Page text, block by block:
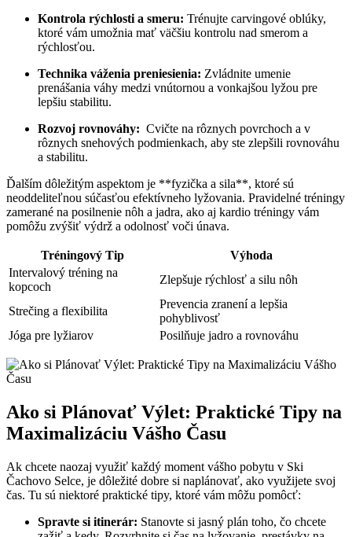
Kontrola rýchlosti a smeru: Trénujte carvingové oblúky,⁣
ktoré vám umožnia mať väčšiu kontrolu nad smerom ​a
‌rýchlosťou.
Technika váženia preniesienia: Zvládnite umenie
prenášania váhy medzi vnútornou a vonkajšou lyžou pre‌
lepšiu stabilitu.
Rozvoj rovnováhy: ⁢ Cvičte na rôznych povrchoch ‌a v
rôznych snehových‌ podmienkach, aby ste zlepšili rovnováhu
a ⁤stabilitu.
Ďalším dôležitým‍ aspektom je **fyzička a sila**, ktoré sú
neoddeliteľnou súčasťou​ efektívneho lyžovania. ⁤Pravidelné tréningy
zamerané na posilnenie nôh a jadra, ako aj kardio tréningy vám‍
pomôžu zvýšiť výdrž a odolnosť voči únava.
Tréningový Tip
Výhoda
Intervalový ‌tréning​ na
kopcoch
Zlepšuje rýchlosť a silu nôh
Strečing a flexibilita
Prevencia ​zranení a lepšia
pohyblivosť
Jóga pre lyžiarov
Posilňuje ⁢jadro a rovnováhu
Ako si ‍Plánovať ‍Výlet: ⁣Praktické ​Tipy na
Maximalizáciu Vášho⁣ Času
Ak chcete naozaj využiť každý moment vášho pobytu v Ski
Čachovo Selce, je dôležité dobre⁤ si naplánovať, ako‌ využijete svoj
čas. Tu sú⁢ niektoré⁢ praktické tipy,‍ ktoré vám môžu pomôcť:
Spravte si itinerár: Stanovte⁤ si jasný plán⁣ toho, čo⁤ chcete